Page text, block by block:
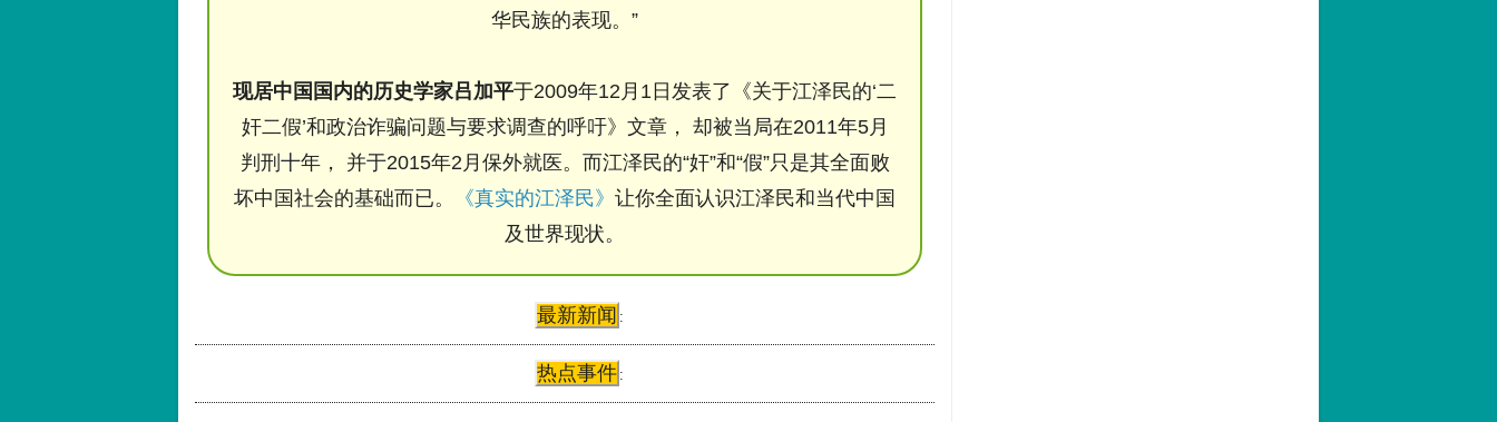
华民族的表现。”
现居中国国内的历史学家吕加平于2009年12月1日发表了《关于江泽民的‘二
奸二假’和政治诈骗问题与要求调查的呼吁》文章， 却被当局在2011年5月
判刑十年， 并于2015年2月保外就医。而江泽民的“奸”和“假”只是其全面败
坏中国社会的基础而已。
《真实的江泽民》 让你全面认识江泽民和当代中国
及世界现状。
最新新闻 :
热点事件 :